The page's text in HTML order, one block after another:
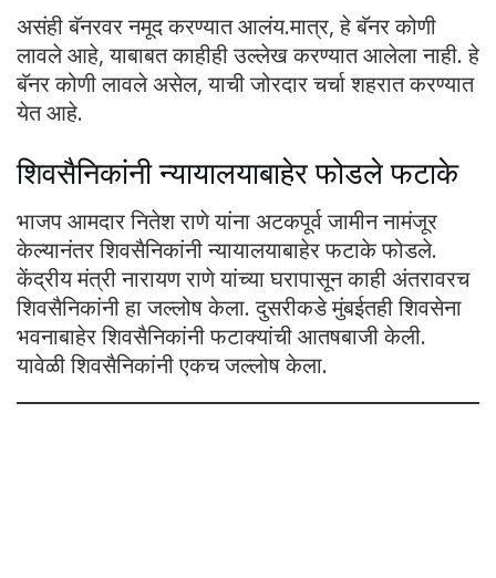
असंही बॅनरवर नमूद करण्यात आलंय.मात्र, हे बॅनर कोणी
लावले आहे, याबाबत काहीही उल्लेख करण्यात आलेला नाही. हे
बॅनर कोणी लावले असेल, याची जोरदार चर्चा शहरात करण्यात
येत आहे.
शिवसैनिकांनी न्यायालयाबाहेर फोडले फटाके
भाजप आमदार नितेश राणे यांना अटकपूर्व जामीन नामंजूर
केल्यानंतर शिवसैनिकांनी न्यायालयाबाहेर फटाके फोडले.
केंद्रीय मंत्री नारायण राणे यांच्या घरापासून काही अंतरावरच
शिवसैनिकांनी हा जल्लोष केला. दुसरीकडे मुंबईतही शिवसेना
भवनाबाहेर शिवसैनिकांनी फटाक्यांची आतषबाजी केली.
यावेळी शिवसैनिकांनी एकच जल्लोष केला.